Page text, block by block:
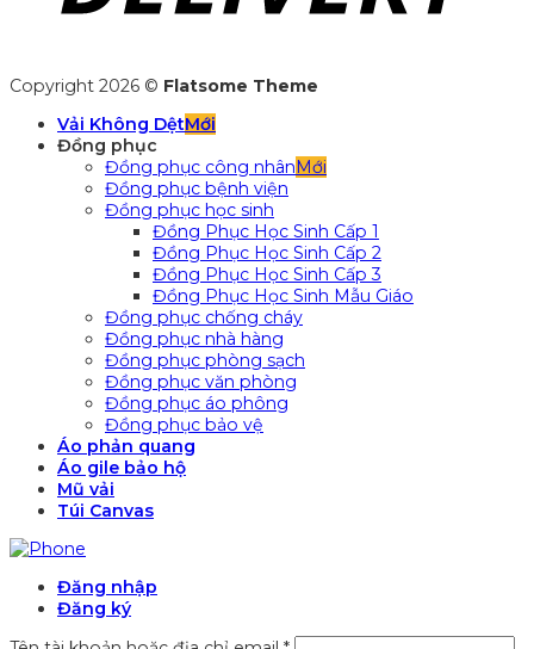
Copyright 2026 © Flatsome Theme
Vải Không Dệt
Đồng phục
Đồng phục công nhân
Đồng phục bệnh viện
Đồng phục học sinh
Đồng Phục Học Sinh Cấp 1
Đồng Phục Học Sinh Cấp 2
Đồng Phục Học Sinh Cấp 3
Đồng Phục Học Sinh Mẫu Giáo
Đồng phục chống cháy
Đồng phục nhà hàng
Đồng phục phòng sạch
Đồng phục văn phòng
Đồng phục áo phông
Đồng phục bảo vệ
Áo phản quang
Áo gile bảo hộ
Mũ vải
Túi Canvas
Đăng nhập
Đăng ký